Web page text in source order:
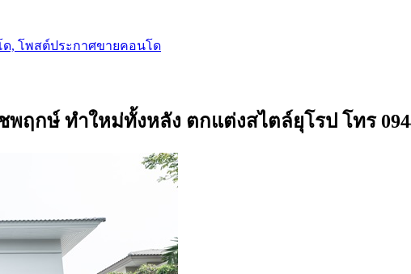
, โพสต์ประกาศขายคอนโด
ฤกษ์ ทำใหม่ทั้งหลัง ตกแต่งสไตล์ยุโรป โทร